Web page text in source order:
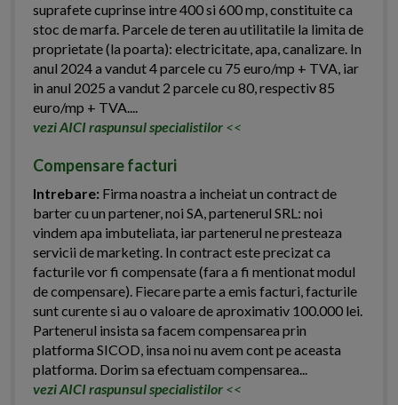
suprafete cuprinse intre 400 si 600 mp, constituite ca
stoc de marfa. Parcele de teren au utilitatile la limita de
proprietate (la poarta): electricitate, apa, canalizare. In
anul 2024 a vandut 4 parcele cu 75 euro/mp + TVA, iar
in anul 2025 a vandut 2 parcele cu 80, respectiv 85
euro/mp + TVA....
vezi AICI raspunsul specialistilor <<
Compensare facturi
Intrebare: Firma noastra a incheiat un contract de
barter cu un partener, noi SA, partenerul SRL: noi
vindem apa imbuteliata, iar partenerul ne presteaza
servicii de marketing. In contract este precizat ca
facturile vor fi compensate (fara a fi mentionat modul
de compensare). Fiecare parte a emis facturi, facturile
sunt curente si au o valoare de aproximativ 100.000 lei.
Partenerul insista sa facem compensarea prin
platforma SICOD, insa noi nu avem cont pe aceasta
platforma. Dorim sa efectuam compensarea...
vezi AICI raspunsul specialistilor <<